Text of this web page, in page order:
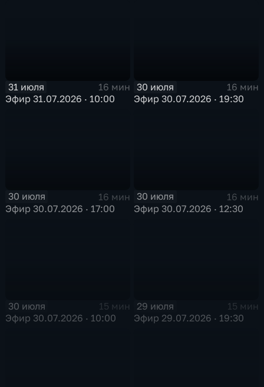
31 июля
16 мин
Эфир 31.07.2026 · 10:00
30 июля
16 мин
Эфир 30.07.2026 · 19:30
30 июля
16 мин
Эфир 30.07.2026 · 17:00
30 июля
16 мин
Эфир 30.07.2026 · 12:30
30 июля
15 мин
Эфир 30.07.2026 · 10:00
29 июля
15 мин
Эфир 29.07.2026 · 19:30